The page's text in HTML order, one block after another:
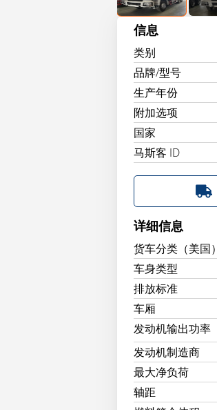
信息
类别
品牌/型号
生产年份
附加选项
国家
马斯客 ID
详细信息
货车分类（美国）
车身类型
排放标准
车厢
发动机输出功率
发动机制造商
最大净负荷
轴距